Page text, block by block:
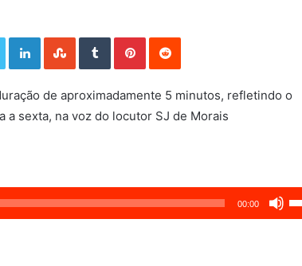
Twitter LinkedIn StumbleUpon Tumblr Pinterest
de aproximadamente 5 minutos, refletindo o
a sexta, na voz do locutor SJ de Morais
00:00
as